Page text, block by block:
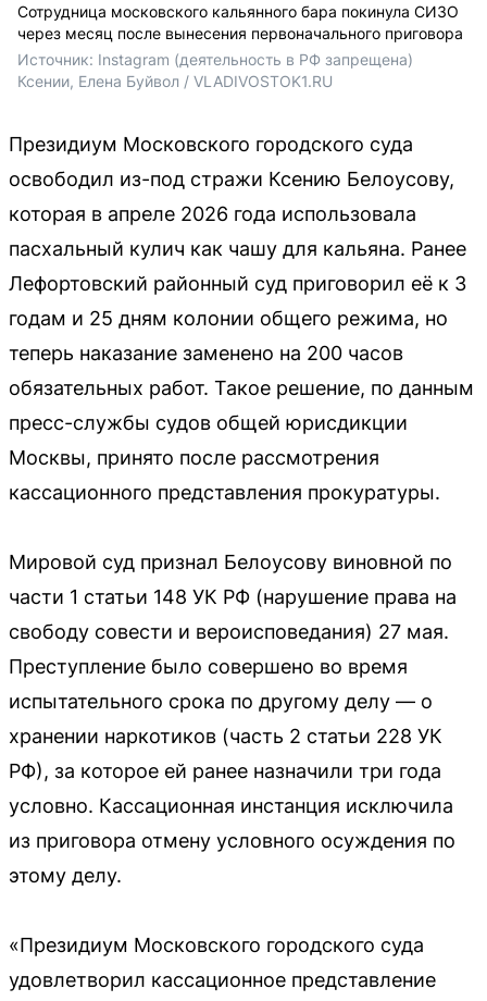
Сотрудница московского кальянного бара покинула СИЗО
через месяц после вынесения первоначального приговора
Источник: Instagram (деятельность в РФ запрещена)
Ксении, Елена Буйвол / VLADIVOSTOK1.RU
Президиум Московского городского суда
освободил из-под стражи Ксению Белоусову,
которая в апреле 2026 года использовала
пасхальный кулич как чашу для кальяна. Ранее
Лефортовский районный суд приговорил её к 3
годам и 25 дням колонии общего режима, но
теперь наказание заменено на 200 часов
обязательных работ. Такое решение, по данным
пресс-службы судов общей юрисдикции
Москвы, принято после рассмотрения
кассационного представления прокуратуры.
Мировой суд признал Белоусову виновной по
части 1 статьи 148 УК РФ (нарушение права на
свободу совести и вероисповедания) 27 мая.
Преступление было совершено во время
испытательного срока по другому делу — о
хранении наркотиков (часть 2 статьи 228 УК
РФ), за которое ей ранее назначили три года
условно. Кассационная инстанция исключила
из приговора отмену условного осуждения по
этому делу.
«Президиум Московского городского суда
удовлетворил кассационное представление